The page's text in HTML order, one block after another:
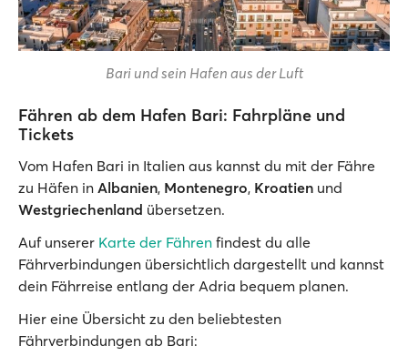
Bari und sein Hafen aus der Luft
Fähren ab dem Hafen Bari: Fahrpläne und
Tickets
Vom Hafen Bari in Italien aus kannst du mit der Fähre
zu Häfen in Albanien, Montenegro, Kroatien und
Westgriechenland übersetzen.
Auf unserer Karte der Fähren findest du alle
Fährverbindungen übersichtlich dargestellt und kannst
dein Fährreise entlang der Adria bequem planen.
Hier eine Übersicht zu den beliebtesten
Fährverbindungen ab Bari: